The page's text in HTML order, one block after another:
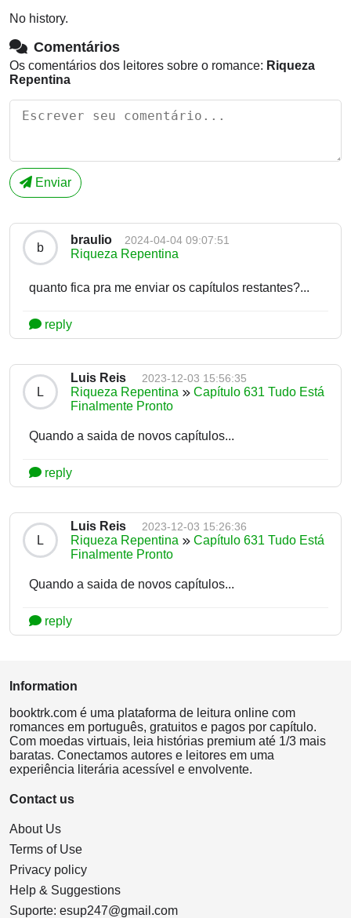
No history.
Comentários
Os comentários dos leitores sobre o romance: Riqueza
Repentina
Enviar
b
braulio 2024-04-04 09:07:51
Riqueza Repentina
quanto fica pra me enviar os capítulos restantes?...
reply
L
Luis Reis 2023-12-03 15:56:35
Riqueza Repentina
Capítulo 631 Tudo Está
Finalmente Pronto
Quando a saida de novos capítulos...
reply
L
Luis Reis 2023-12-03 15:26:36
Riqueza Repentina
Capítulo 631 Tudo Está
Finalmente Pronto
Quando a saida de novos capítulos...
reply
Information
booktrk.com é uma plataforma de leitura online com
romances em português, gratuitos e pagos por capítulo.
Com moedas virtuais, leia histórias premium até 1/3 mais
baratas. Conectamos autores e leitores em uma
experiência literária acessível e envolvente.
Contact us
About Us
Terms of Use
Privacy policy
Help & Suggestions
Suporte: esup247@gmail.com